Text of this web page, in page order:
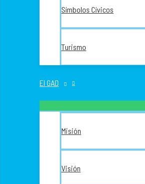
Símbolos Cívicos
Turismo
El GAD
Misión
Visión